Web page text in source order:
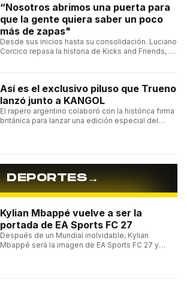
“Nosotros abrimos una puerta para
que la gente quiera saber un poco
más de zapas"
Desde sus inicios hasta su consolidación. Luciano
Corcico repasa la historia de Kicks and Friends, el
Así es el exclusivo piluso que Trueno
lanzó junto a KANGOL
El rapero argentino colaboró con la histórica firma
británica para lanzar una edición especial del
DEPORTES→
Kylian Mbappé vuelve a ser la
portada de EA Sports FC 27
Después de un Mundial inolvidable, Kylian
Mbappé será la imagen de EA Sports FC 27 y